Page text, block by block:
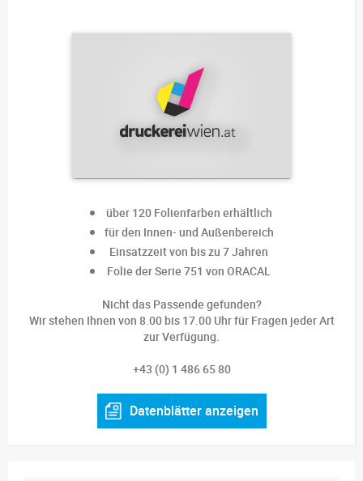
über 120 Folienfarben erhältlich
für den Innen- und Außenbereich
Einsatzzeit von bis zu 7 Jahren
Folie der Serie 751 von ORACAL
Nicht das Passende gefunden?
Wir stehen Ihnen von 8.00 bis 17.00 Uhr für Fragen jeder Art
zur Verfügung.
+43 (0) 1 486 65 80
Datenblätter anzeigen